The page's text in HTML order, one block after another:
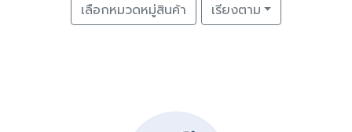
เลือกหมวดหมู่สินค้า เรียงตาม